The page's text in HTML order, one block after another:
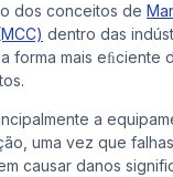
dos conceitos de
dentro das
forma mais eﬁciente
a
uma vez que
causar danos